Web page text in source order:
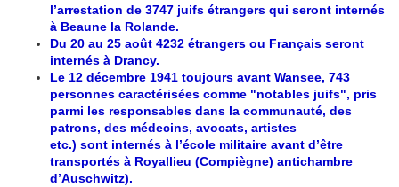
l’arrestation de 3747 juifs étrangers qui seront internés
à Beaune la Rolande.
Du 20 au 25 août 4232 étrangers ou Français seront
internés à Drancy.
Le 12 décembre 1941 toujours avant Wansee, 743
personnes caractérisées comme "notables juifs", pris
parmi les responsables dans la communauté, des
patrons, des médecins, avocats, artistes
etc.) sont internés à l’école militaire avant d’être
transportés à Royallieu (Compiègne) antichambre
d’Auschwitz).